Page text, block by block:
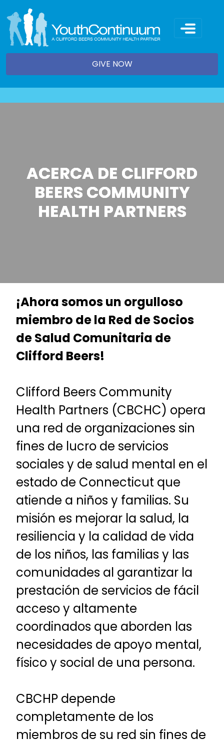
to
content
GIVE NOW
ACERCA DE CLIFFORD
BEERS COMMUNITY
HEALTH PARTNERS
¡Ahora somos un orgulloso
miembro de la Red de Socios
de Salud Comunitaria de
Clifford Beers!
Clifford Beers Community
Health Partners (CBCHC) opera
una red de organizaciones sin
fines de lucro de servicios
sociales y de salud mental en el
estado de Connecticut que
atiende a niños y familias. Su
misión es mejorar la salud, la
resiliencia y la calidad de vida
de los niños, las familias y las
comunidades al garantizar la
prestación de servicios de fácil
acceso y altamente
coordinados que aborden las
necesidades de apoyo mental,
físico y social de una persona.
CBCHP depende
completamente de los
miembros de su red sin fines de